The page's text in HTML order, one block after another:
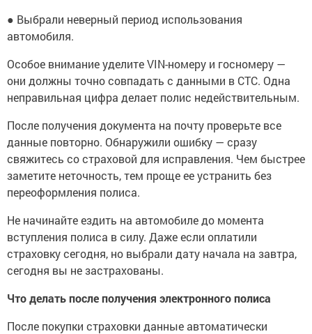
● Выбрали неверный период использования
автомобиля.
Особое внимание уделите VIN-номеру и госномеру —
они должны точно совпадать с данными в СТС. Одна
неправильная цифра делает полис недействительным.
После получения документа на почту проверьте все
данные повторно. Обнаружили ошибку — сразу
свяжитесь со страховой для исправления. Чем быстрее
заметите неточность, тем проще ее устранить без
переоформления полиса.
Не начинайте ездить на автомобиле до момента
вступления полиса в силу. Даже если оплатили
страховку сегодня, но выбрали дату начала на завтра,
сегодня вы не застрахованы.
Что делать после получения электронного полиса
После покупки страховки данные автоматически